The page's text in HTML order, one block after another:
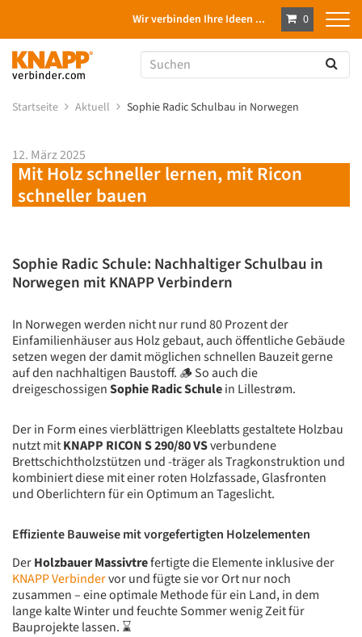
Wir verbinden Ihre Ideen ... 0
Startseite Aktuell Sophie Radic Schulbau in Norwegen
12. März 2025
Mit Holz schneller lernen, mit Ricon
schneller bauen
Sophie Radic Schule: Nachhaltiger Schulbau in
Norwegen mit KNAPP Verbindern
In Norwegen werden nicht nur rund 80 Prozent der
Einfamilienhäuser aus Holz gebaut, auch öffentliche Gebäude
setzen wegen der damit möglichen schnellen Bauzeit gerne
auf den nachhaltigen Baustoff. 🪵 So auch die
dreigeschossigenSophie Radic Schulein Lillestrøm.
Der in Form eines vierblättrigen Kleeblatts gestaltete Holzbau
nutzt mitKNAPP RICON S 290/80 VSverbundene
Brettschichtholzstützen und -träger als Tragkonstruktion und
kombiniert diese mit einer roten Holzfassade, Glasfronten
und Oberlichtern für ein Optimum an Tageslicht.
Effiziente Bauweise mit vorgefertigten Holzelementen
DerHolzbauer Massivtrefertigte die Elemente inklusive der
KNAPP Verbindervor und fügte sie vor Ort nur noch
zusammen – eine optimale Methode für ein Land, in dem
lange kalte Winter und feuchte Sommer wenig Zeit für
Bauprojekte lassen. ⌛